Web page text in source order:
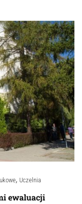
, Uczelnia
ewaluacji